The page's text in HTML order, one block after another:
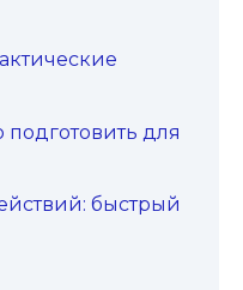
подготовить для
быстрый